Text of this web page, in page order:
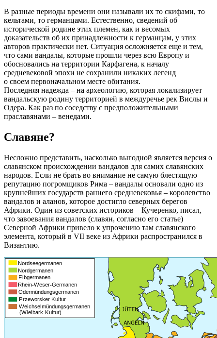
В разные периоды времени они называли их то скифами, то
кельтами, то германцами. Естественно, сведений об
исторической родине этих племен, как и весомых
доказательств об их принадлежности к германцам, у этих
авторов практически нет. Ситуация осложняется еще и тем,
что сами вандалы, которые прошли через всю Европу и
обосновались на территории Карфагена, к началу
средневековой эпохи не сохранили никаких легенд
о своем первоначальном месте обитания.
Последняя надежда – на археологию, которая локализирует
вандальскую родину территорией в междуречье рек Вислы и
Одера. Как раз по соседству с предположительными
праславянами – венедами.
Славяне?
Несложно представить, насколько выгодной является версия о
славянском происхождении вандалов для самих славянских
народов. Если не брать во внимание не самую блестящую
репутацию погромщиков Рима – вандалы основали одно из
крупнейших государств раннего средневековья – королевство
вандалов и аланов, которое достигло северных берегов
Африки. Один из советских историков – Кучеренко, писал,
что завоевания вандалов (славян, согласно его статье)
Северной Африки привело к упрочению там славянского
элемента, который в VII веке из Африки распространился в
Византию.